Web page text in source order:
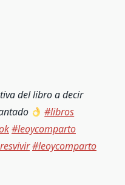
del libro a decir
#libros
#leoycomparto
#leoycomparto